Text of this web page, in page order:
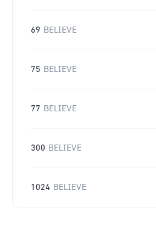
69 BELIEVE
75 BELIEVE
77 BELIEVE
300 BELIEVE
1024 BELIEVE